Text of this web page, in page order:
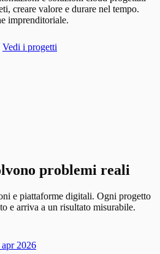
creare valore e durare nel tempo.
imprenditoriale.
Vedi i progetti
problemi reali
e piattaforme digitali. Ogni progetto
e arriva a un risultato misurabile.
2026